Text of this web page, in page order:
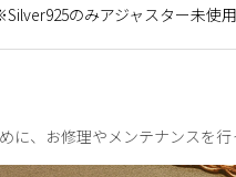
のみアジャスター未使用
に、お修理やメンテナンスを